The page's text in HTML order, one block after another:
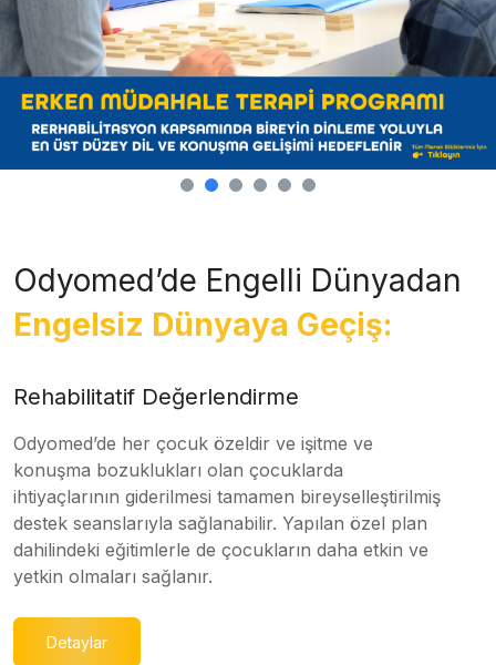
Odyomed’de Engelli Dünyadan
Engelsiz Dünyaya Geçiş:
Rehabilitatif Değerlendirme
Odyomed’de her çocuk özeldir ve işitme ve
konuşma bozuklukları olan çocuklarda
ihtiyaçlarının giderilmesi tamamen bireyselleştirilmiş
destek seanslarıyla sağlanabilir. Yapılan özel plan
dahilindeki eğitimlerle de çocukların daha etkin ve
yetkin olmaları sağlanır.
Detaylar